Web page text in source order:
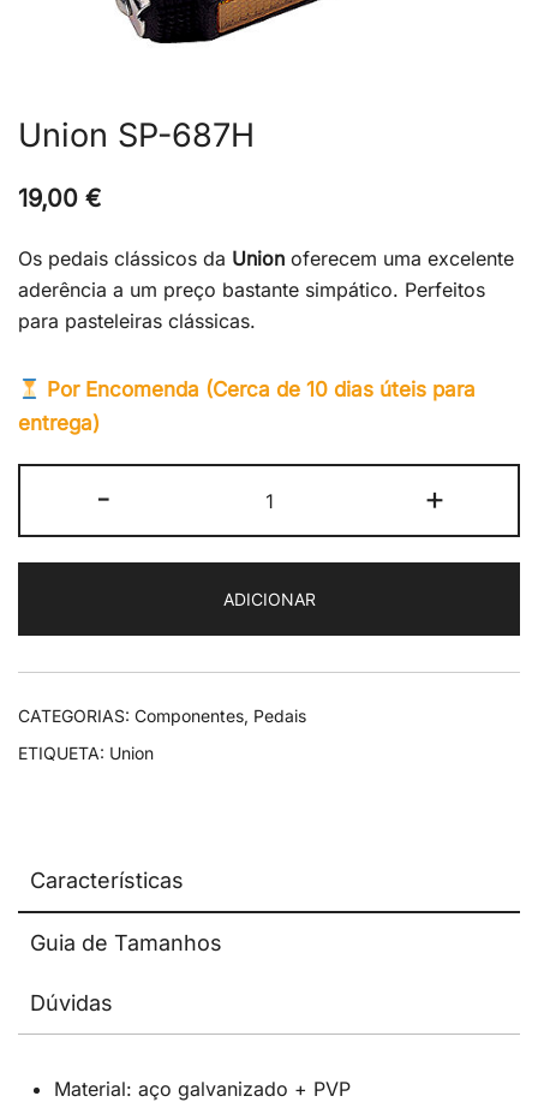
Union SP-687H
19,00 €
Os pedais clássicos da Union oferecem uma excelente
aderência a um preço bastante simpático. Perfeitos
para pasteleiras clássicas.
Por Encomenda (Cerca de 10 dias úteis para
entrega)
-
de
Union
687H
+
ADICIONAR
CATEGORIAS: Componentes, Pedais
ETIQUETA: Union
Características
Guia de Tamanhos
Dúvidas
Material: aço galvanizado + PVP